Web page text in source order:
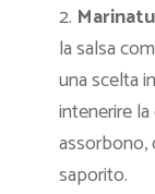
2.
la salsa
una scelta
intenerire
saporito.